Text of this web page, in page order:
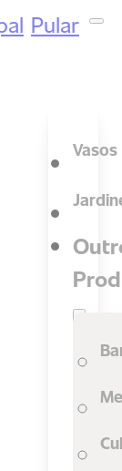
Pular
Vasos